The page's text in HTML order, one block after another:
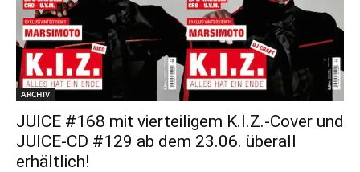
ARCHIV
JUICE #168 mit vierteiligem K.I.Z.-Cover und
JUICE-CD #129 ab dem 23.06. überall
erhältlich!